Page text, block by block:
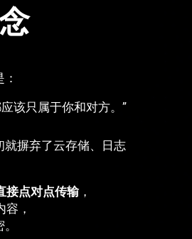
该只属于你和对方。”
就摒弃了云存储、日志
接点对点传输，
，